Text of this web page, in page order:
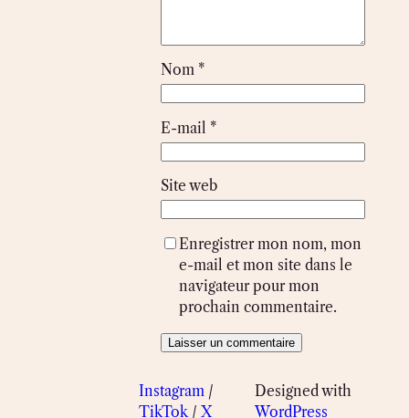
Nom *
E-mail *
Site web
Enregistrer mon nom, mon
e-mail et mon site dans le
navigateur pour mon
prochain commentaire.
Instagram/
TikTok/ X
Designed with
WordPress